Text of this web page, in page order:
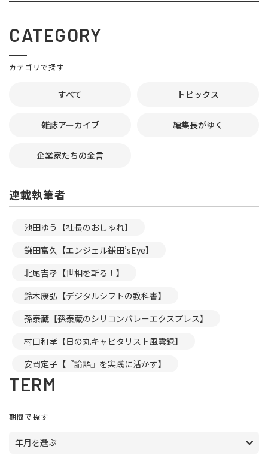
CATEGORY
カテゴリで探す
すべて トピックス
雑誌アーカイブ 編集長がゆく
企業家たちの金言
連載執筆者
池田ゆう【社長のおしゃれ】
鎌田富久【エンジェル鎌田’sEye】
北尾吉孝【世相を斬る！】
鈴木康弘【デジタルシフトの教科書】
孫泰蔵【孫泰蔵のシリコンバレーエクスプレス】
村口和孝【日の丸キャピタリスト風雲録】
安岡定子【『論語』を実践に活かす】
TERM
期間で探す
年月を選ぶ